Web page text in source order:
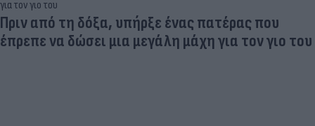
Πριν από τη δόξα, υπήρξε ένας πατέρας που
έπρεπε να δώσει μια μεγάλη μάχη για τον γιο του